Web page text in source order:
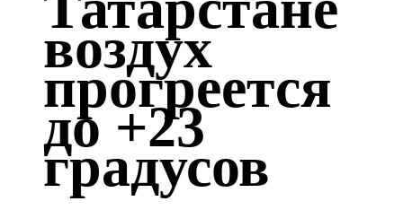
106,1 FM
Кама тамагы
71,51 FM
Кукмара
107,9 FM
воздух
прогреется
до +23
градусов